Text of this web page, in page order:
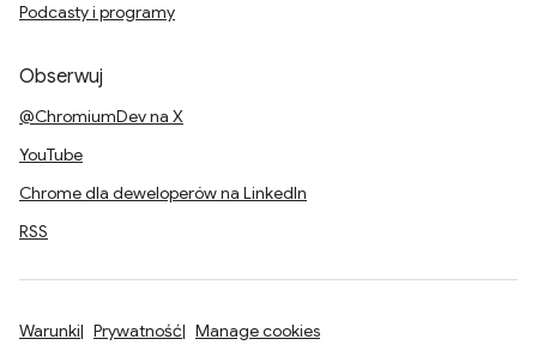
Podcasty i programy
Obserwuj
@ChromiumDev na X
YouTube
Chrome dla deweloperów na LinkedIn
RSS
Warunki Prywatność Manage cookies